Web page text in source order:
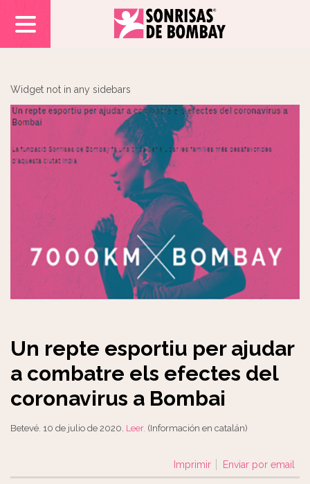
Widget not in any sidebars
Un repte esportiu per ajudar
a combatre els efectes del
coronavirus a Bombai
Betevé. 10 de julio de 2020. Leer. (Información en catalán)
Imprimir Enviar por email